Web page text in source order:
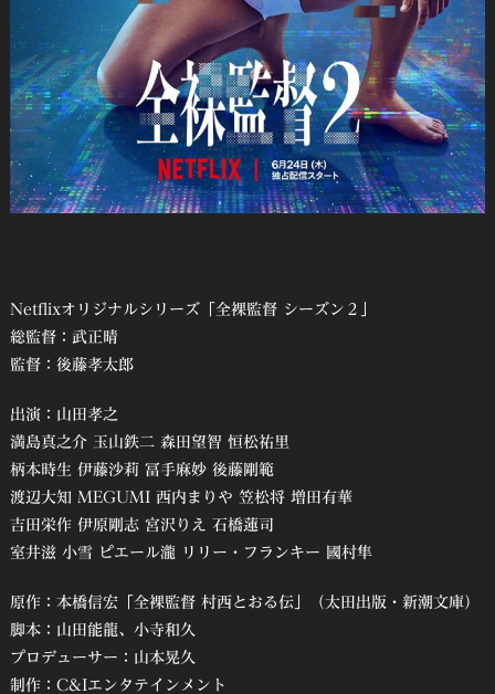
Netflixオリジナルシリーズ「全裸監督 シーズン２」
総監督：武正晴
監督：後藤孝太郎
出演：山田孝之
満島真之介 玉山鉄二 森田望智 恒松祐里
柄本時生 伊藤沙莉 冨手麻妙 後藤剛範
渡辺大知 MEGUMI 西内まりや 笠松将 増田有華
吉田栄作 伊原剛志 宮沢りえ 石橋蓮司
室井滋 小雪 ピエール瀧 リリー・フランキー 國村隼
原作：本橋信宏「全裸監督 村西とおる伝」（太田出版・新潮文庫）
脚本：山田能龍、小寺和久
プロデューサー：山本晃久
制作：C&Iエンタテインメント